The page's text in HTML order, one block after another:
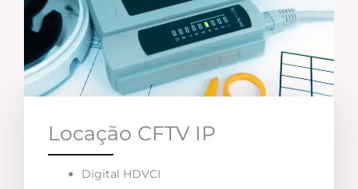
Locação CFTV IP
Digital HDVCI